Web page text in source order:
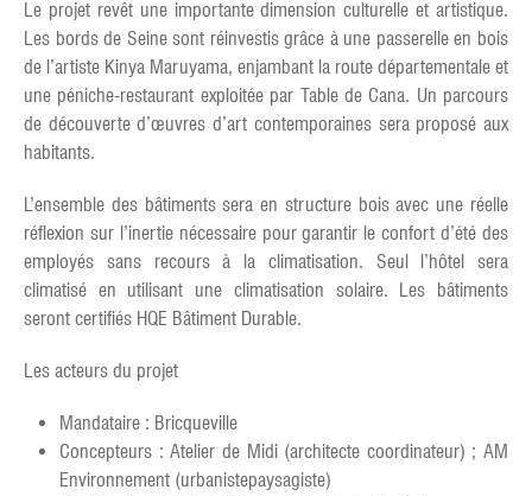
Le projet revêt une importante dimension culturelle et artistique.
Les bords de Seine sont réinvestis grâce à une passerelle en bois
de l’artiste Kinya Maruyama, enjambant la route départementale et
une péniche-restaurant exploitée par Table de Cana. Un parcours
de découverte d’œuvres d’art contemporaines sera proposé aux
habitants.
L’ensemble des bâtiments sera en structure bois avec une réelle
réflexion sur l’inertie nécessaire pour garantir le confort d’été des
employés sans recours à la climatisation. Seul l’hôtel sera
climatisé en utilisant une climatisation solaire. Les bâtiments
seront certifiés HQE Bâtiment Durable.
Les acteurs du projet
Mandataire : Bricqueville
Concepteurs : Atelier de Midi (architecte coordinateur) ; AM
Environnement (urbanistepaysagiste)